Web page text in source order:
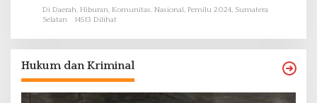
Proklamasi Mirip Bung Karno di Bali
Di Daerah, Hiburan, Komunitas, Nasional, Pemilu 2024, Sumatera
Selatan
14513 Dilihat
Hukum dan Kriminal